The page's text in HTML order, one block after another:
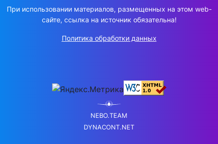
При использовании материалов, размещенных на этом web-
сайте, ссылка на источник обязательна!
Политика обработки данных
NEBO.TEAM
DYNACONT.NET